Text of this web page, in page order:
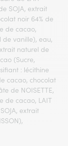
SOJA, extrait
noir 64% de
de cacao,
de vanille), eau,
naturel de
(Sucre,
: lécithine
cacao, chocolat
de NOISETTE,
de cacao, LAIT
extrait